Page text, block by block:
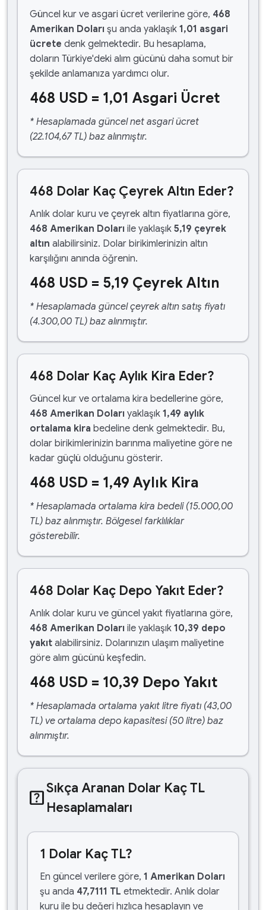
Güncel kur ve asgari ücret verilerine göre, 468
Amerikan Doları şu anda yaklaşık 1,01 asgari
ücrete denk gelmektedir. Bu hesaplama,
doların Türkiye'deki alım gücünü daha somut bir
şekilde anlamanıza yardımcı olur.
468 USD = 1,01 Asgari Ücret
* Hesaplamada güncel net asgari ücret
(22.104,67 TL) baz alınmıştır.
468 Dolar Kaç Çeyrek Altın Eder?
Anlık dolar kuru ve çeyrek altın fiyatlarına göre,
468 Amerikan Doları ile yaklaşık 5,19 çeyrek
altın alabilirsiniz. Dolar birikimlerinizin altın
karşılığını anında öğrenin.
468 USD = 5,19 Çeyrek Altın
* Hesaplamada güncel çeyrek altın satış fiyatı
(4.300,00 TL) baz alınmıştır.
468 Dolar Kaç Aylık Kira Eder?
Güncel kur ve ortalama kira bedellerine göre,
468 Amerikan Doları yaklaşık 1,49 aylık
ortalama kira bedeline denk gelmektedir. Bu,
dolar birikimlerinizin barınma maliyetine göre ne
kadar güçlü olduğunu gösterir.
468 USD = 1,49 Aylık Kira
* Hesaplamada ortalama kira bedeli (15.000,00
TL) baz alınmıştır. Bölgesel farklılıklar
gösterebilir.
468 Dolar Kaç Depo Yakıt Eder?
Anlık dolar kuru ve güncel yakıt fiyatlarına göre,
468 Amerikan Doları ile yaklaşık 10,39 depo
yakıt alabilirsiniz. Dolarınızın ulaşım maliyetine
göre alım gücünü keşfedin.
468 USD = 10,39 Depo Yakıt
* Hesaplamada ortalama yakıt litre fiyatı (43,00
TL) ve ortalama depo kapasitesi (50 litre) baz
alınmıştır.
help_centerSıkça Aranan Dolar Kaç TL
Hesaplamaları
1 Dolar Kaç TL?
En güncel verilere göre, 1 Amerikan Doları
şu anda 47,7111 TL etmektedir. Anlık dolar
kuru ile bu değeri hızlıca hesaplayın ve